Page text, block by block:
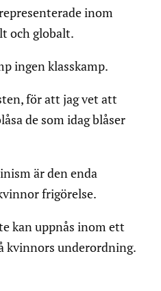
inom
och globalt.
ingen klasskamp.
för att jag vet att
de som idag blåser
är den enda
frigörelse.
kan uppnås inom ett
kvinnors underordning.